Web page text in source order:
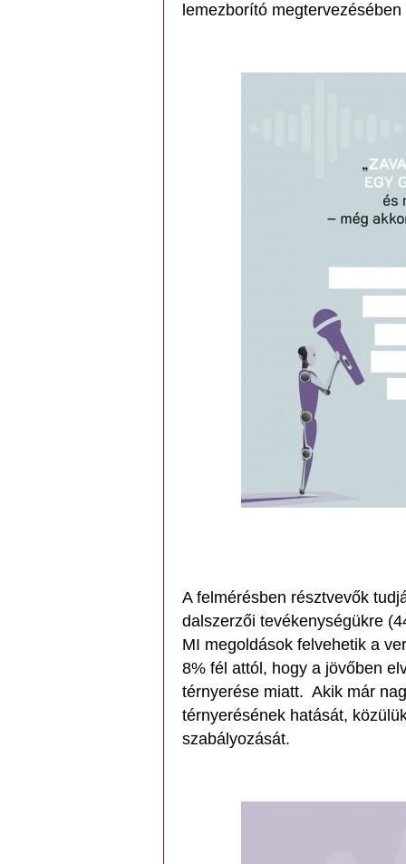
lemezborító
A felmérésben résztvevők
dalszerzői tevékenységükre
MI megoldások felvehetik a
8% fél attól, hogy a jövőben
térnyerése miatt. Akik már
térnyerésének hatását,
szabályozását.